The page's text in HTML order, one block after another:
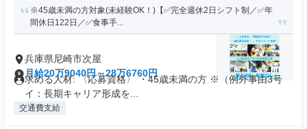
※45歳未満の方対象(未経験OK！)【✅完全週休2日シフト制／✅年
間休日122日／✅食事手...
兵庫県尼崎市次屋
月給20万9040円～28万6760円
求める人材: 〈応募資格〉 ・45歳未満の方 ※（例外事由3号
イ：長期キャリア形成を...
交通費支給